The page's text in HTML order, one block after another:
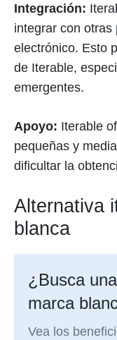
Integración:
integrar con
electrónico. Esto
de Iterable,
emergentes.
Apoyo: Iterable
pequeñas y
dificultar la
Alternativa
blanca
¿Busca
marca
Vea los